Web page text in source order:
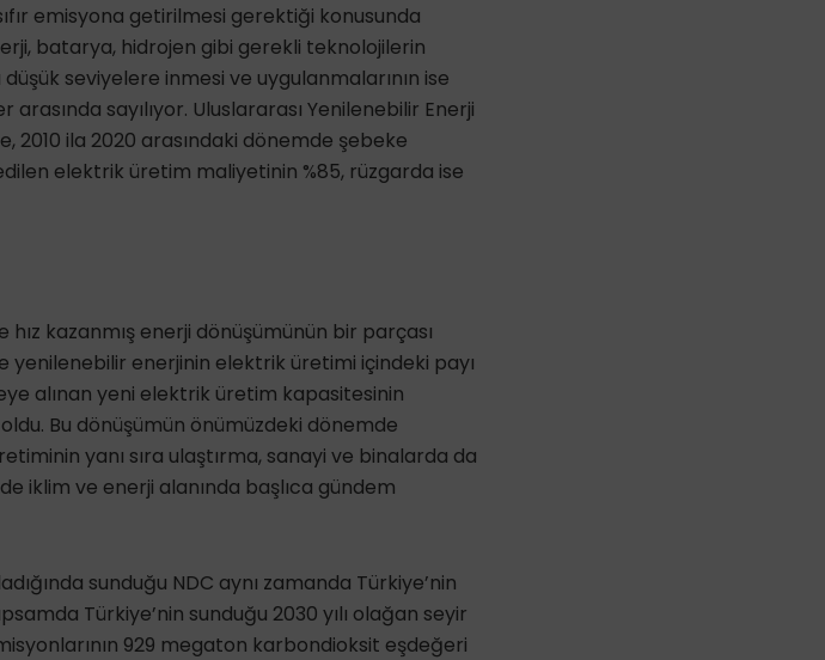
emisyona getirilmesi gerektiği konusunda
batarya, hidrojen gibi gerekli teknolojilerin
seviyelere inmesi ve uygulanmalarının ise
sayılıyor. Uluslararası Yenilenebilir Enerji
2010 ila 2020 arasındaki dönemde şebeke
elektrik üretim maliyetinin %85, rüzgarda ise
kazanmış enerji dönüşümünün bir parçası
yenilenebilir enerjinin elektrik üretimi içindeki payı
alınan yeni elektrik üretim kapasitesinin
Bu dönüşümün önümüzdeki dönemde
yanı sıra ulaştırma, sanayi ve binalarda da
iklim ve enerji alanında başlıca gündem
sunduğu NDC aynı zamanda Türkiye’nin
Türkiye’nin sunduğu 2030 yılı olağan seyir
929 megaton karbondioksit eşdeğeri